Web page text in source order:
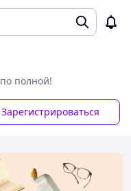
полной!
Зарегистрироваться